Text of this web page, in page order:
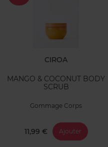
CIROA
MANGO & COCONUT BODY
SCRUB
Gommage Corps
11,99 € Ajouter